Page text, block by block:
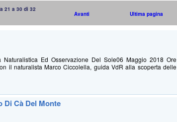
21 a 30 di 32
Avanti Ultima pagina
Naturalistica Ed Osservazione Del Sole06 Maggio 2018 Ore
il naturalista Marco Ciccolella, guida VdR alla scoperta delle
Cà Del Monte